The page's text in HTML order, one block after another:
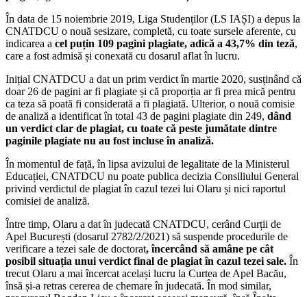
În data de 15 noiembrie 2019, Liga Studenților (LS IAȘI) a depus la
CNATDCU o nouă sesizare, completă, cu toate sursele aferente, cu
indicarea a cel puțin 109 pagini plagiate, adică a 43,7% din teză,
care a fost admisă și conexată cu dosarul aflat în lucru.
Inițial CNATDCU a dat un prim verdict în martie 2020, susținând că
doar 26 de pagini ar fi plagiate și că proporția ar fi prea mică pentru
ca teza să poată fi considerată a fi plagiată. Ulterior, o nouă comisie
de analiză a identificat în total 43 de pagini plagiate din 249, dând
un verdict clar de plagiat, cu toate că peste jumătate dintre
paginile plagiate nu au fost incluse în analiză.
În momentul de față, în lipsa avizului de legalitate de la Ministerul
Educației, CNATDCU nu poate publica decizia Consiliului General
privind verdictul de plagiat în cazul tezei lui Olaru și nici raportul
comisiei de analiză.
Între timp, Olaru a dat în judecată CNATDCU, cerând Curții de
Apel București (dosarul 2782/2/2021) să suspende procedurile de
verificare a tezei sale de doctorat, încercând să amâne pe cât
posibil situația unui verdict final de plagiat în cazul tezei sale. În
trecut Olaru a mai încercat același lucru la Curtea de Apel Bacău,
însă și-a retras cererea de chemare în judecată. În mod similar,